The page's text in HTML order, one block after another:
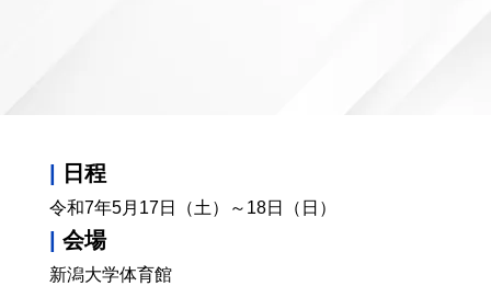
日程
令和7年5月17日（土）～18日（日）
会場
​新潟大学体育館